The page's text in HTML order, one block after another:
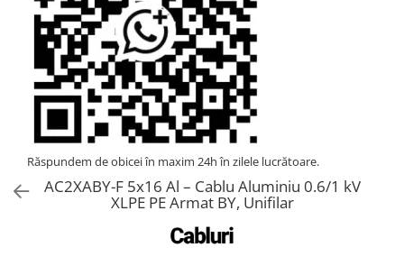
Invertoare on-grid Sungrow
Statii de reincarcare Sungrow
Victron Energy
MPPT
Accesorii Victron
Acumulatori Victron
Invertor Hibrid - Off Grid
Statii de reincarcare Victron
Răspundem de obicei în maxim 24h în zilele lucrătoare.
AC2XABY-F 5x16 Al – Cablu Aluminiu 0.6/1 kV
XLPE PE Armat BY, Unifilar